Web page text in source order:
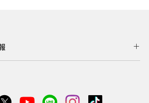
） 温泉 一人旅
）